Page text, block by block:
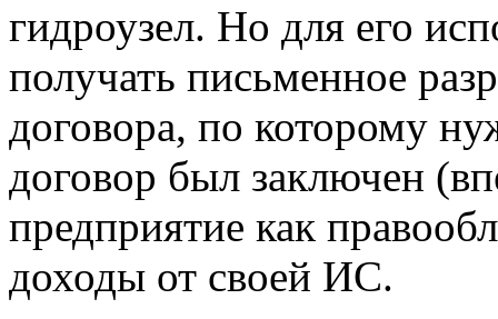
гидроузел. Но для его
получать письменное
договора, по которому
договор был заключен
предприятие как
доходы от своей ИС.